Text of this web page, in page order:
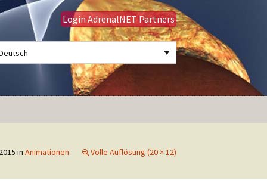
Login AdrenalNET Partners
in Animationen Volle Auflösung (20 × 12)